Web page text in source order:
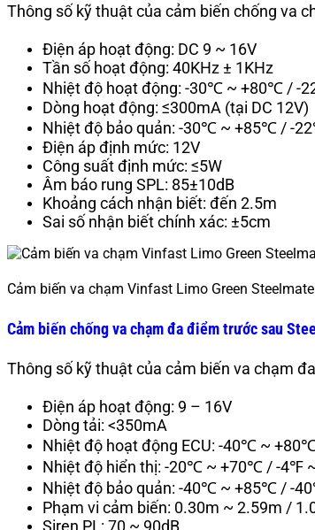
Thông số kỹ thuật của cảm biến chống va
Điện áp hoạt động: DC 9 ~ 16V
Tần số hoạt động: 40KHz ± 1KHz
Nhiệt độ hoạt động: -30℃ ~ +80℃ / -
Dòng hoạt động: ≤300mA (tại DC 12V)
Nhiệt độ bảo quản: -30℃ ~ +85℃ / -
Điện áp định mức: 12V
Công suất định mức: ≤5W
Âm báo rung SPL: 85±10dB
Khoảng cách nhận biết: đến 2.5m
Sai số nhận biết chính xác: ±5cm
Cảm biến va chạm Vinfast Limo Green
Cảm biến chống va chạm đa điểm trước sau
Thông số kỹ thuật của cảm biến va chạm
Điện áp hoạt động: 9 – 16V
Dòng tải: <350mA
Nhiệt độ hoạt động ECU: -40℃ ~
Nhiệt độ hiển thị: -20℃ ~ +70℃ / -4℉
Nhiệt độ bảo quản: -40℃ ~ +85℃ / -
Phạm vi cảm biến: 0.30m ~ 2.59m /
Siren PL: 70 ~ 90dB